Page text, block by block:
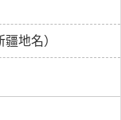
地名）